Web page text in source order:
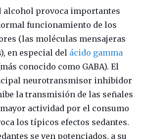
alcohol provoca importantes
funcionamiento de los
(las moléculas mensajeras
en especial del ácido gamma
conocido como GABA). El
neurotransmisor inhibidor
la transmisión de las señales
actividad por el consumo
los típicos efectos sedantes.
se ven potenciados, a su